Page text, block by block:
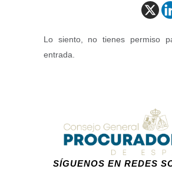
Lo siento, no tienes permiso
entrada.
SÍGUENOS EN REDES